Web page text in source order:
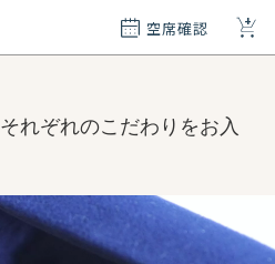
空席確認 +
れぞれのこだわりをお入